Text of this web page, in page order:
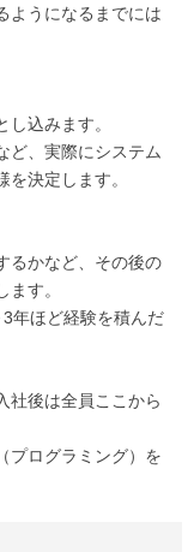
ようになるまでには
込みます。
ど、実際にシステム
決定します。
るかなど、その後の
す。
年ほど経験を積んだ
社後は全員ここから
プログラミング）を